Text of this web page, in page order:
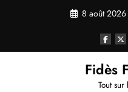
8 août 2026
Fidès
Tout